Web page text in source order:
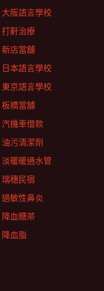
大阪語言學校
打鼾治療
新店當舖
日本語言學校
東京語言學校
板橋當舖
汽機車借款
油污清潔劑
淡暖暖通水管
瑞穗民宿
過敏性鼻炎
降血糖茶
降血脂